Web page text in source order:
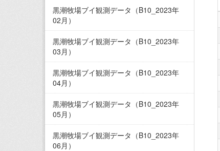
黒潮牧場ブイ観測データ（B10_2023年
02月）
黒潮牧場ブイ観測データ（B10_2023年
03月）
黒潮牧場ブイ観測データ（B10_2023年
04月）
黒潮牧場ブイ観測データ（B10_2023年
05月）
黒潮牧場ブイ観測データ（B10_2023年
06月）